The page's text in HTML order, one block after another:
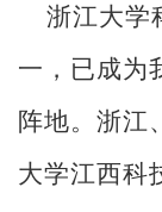
浙江大学
一，已成为
阵地。浙江
大学江西科